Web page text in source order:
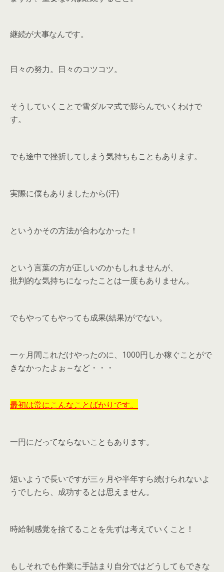
継続が大事なんです。
日々の努力。日々のコツコツ。
そうしていくことで雪ダルマ式で膨らんでいくわけで
す。
でも途中で挫折してしまう気持ちもこともあります。
実際に僕もありましたから(汗)
というかその方法が合わなかった！
という言葉の方が正しいのかもしれませんが、
批判的な気持ちになったことは一度もありません。
でもやってもやっても成果(結果)がでない。
一ヶ月間これだけやったのに、1000円しか稼ぐことがで
きなかったよぉ～など・・・
最初は常にこんなことばかりです。
一円にだってならないこともあります。
短いようで長いですが三ヶ月や半年すら続けられないよ
うでしたら、成功するとは思えません。
時給制感覚を捨てることを先ずは考えていくこと！
もしそれでも作業に手詰まり自分ではどうしてもできな